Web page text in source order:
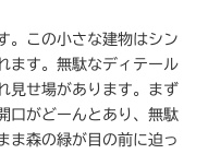
。この小さな建物はシン
ます。無駄なディテール
見せ場があります。まず
口がどーんとあり、無駄
ま森の緑が目の前に迫っ